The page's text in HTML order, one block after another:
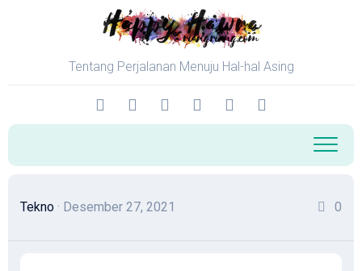
Tentang Perjalanan Menuju Hal-hal Asing
Tekno · Desember 27, 2021 0